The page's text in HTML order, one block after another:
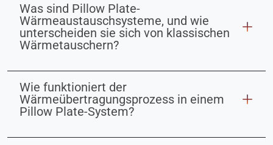
Was sind Pillow Plate-
Wärmeaustauschsysteme, und wie
unterscheiden sie sich von klassischen
Wärmetauschern?
Wie funktioniert der
Wärmeübertragungsprozess in einem
Pillow Plate-System?